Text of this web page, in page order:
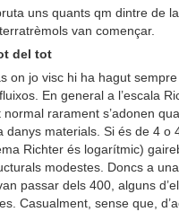
uns quants qm dintre de
van començar.
del tot
on jo visc hi ha hagut sempre
En general a l’escala
rarament s’adonen
danys materials. Si és de 4 o
Richter és logarítmic)
modestes. Doncs a
passar dels 400, alguns
Casualment, sense que,